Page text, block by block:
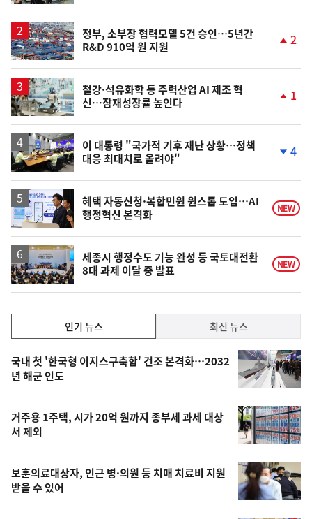
하
정부, 소부장 협력모델 5건 승인…5년간
R&D 910억 원 지원
상
2
철강·석유화학 등 주력산업 AI 제조 혁
신…잠재성장률 높인다
상
1
이 대통령 "국가적 기후 재난 상황…정책
대응 최대치로 올려야"
하
락
4
혜택 자동신청·복합민원 원스톱 도입…AI
행정혁신 본격화
NEW
세종시 행정수도 기능 완성 등 국토대전환
8대 과제 이달 중 발표
NEW
기,
최
신,
오
늘
의
영
상
인기 뉴스 최신 뉴스
인
기
뉴
스
국내 첫 '한국형 이지스구축함' 건조 본격화…2032
년 해군 인도
거주용 1주택, 시가 20억 원까지 종부세 과세 대상
서 제외
보훈의료대상자, 인근 병·의원 등 치매 치료비 지원
받을 수 있어